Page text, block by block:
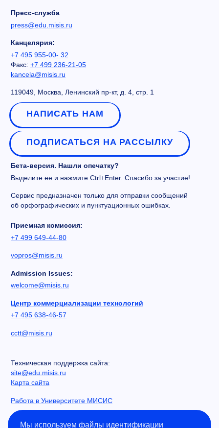
Пресс-служба
press@edu.misis.ru
Канцелярия:
+7 495 955-00- 32
Факс: +7 499 236-21-05
kancela@misis.ru
119049, Москва, Ленинский пр-кт, д. 4, стр. 1
НАПИСАТЬ НАМ
ПОДПИСАТЬСЯ НА РАССЫЛКУ
Бета-версия. Нашли опечатку?
Выделите ее и нажмите Ctrl+Enter. Спасибо за участие!
Сервис предназначен только для отправки сообщений
об орфографических и пунктуационных ошибках.
Приемная комиссия:
+7 499 649-44-80
vopros@misis.ru
Admission Issues:
welcome@misis.ru
Центр коммерциализации технологий
+7 495 638-46-57
cctt@misis.ru
Техническая поддержка сайта:
site@edu.misis.ru
Карта сайта
Работа в Университете МИСИС
Мы используем файлы идентификации